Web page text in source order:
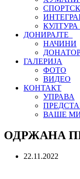
ДОНИРАЈТЕ
НАЧИНИ
ГАЛЕРИЈА
ФОТО
ВИДЕО
КОНТАКТ
УПРАВА
ВАШЕ
ОДРЖАНА
22.11.2022